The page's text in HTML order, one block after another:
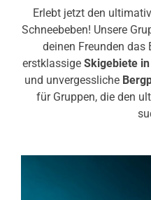
Erlebt jetzt den
Schneebeben! Unsere
deinen Freunden das
erstklassige Skigebiete
und unvergessliche
für Gruppen, die den